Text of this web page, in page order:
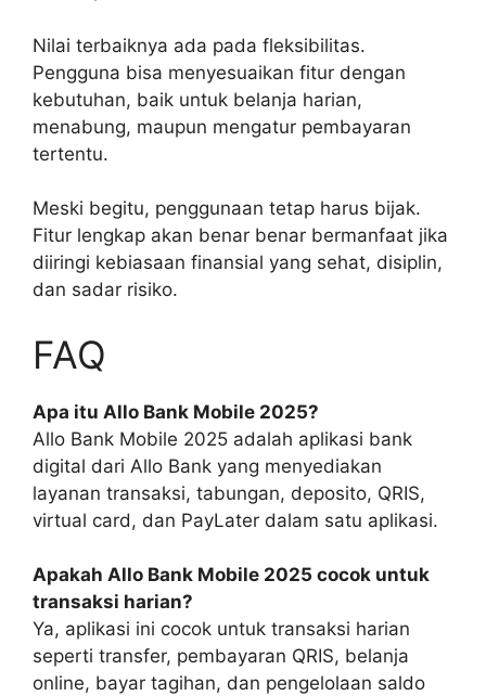
Nilai terbaiknya ada pada fleksibilitas.
Pengguna bisa menyesuaikan fitur dengan
kebutuhan, baik untuk belanja harian,
menabung, maupun mengatur pembayaran
tertentu.
Meski begitu, penggunaan tetap harus bijak.
Fitur lengkap akan benar benar bermanfaat jika
diiringi kebiasaan finansial yang sehat, disiplin,
dan sadar risiko.
FAQ
Apa itu Allo Bank Mobile 2025?
Allo Bank Mobile 2025 adalah aplikasi bank
digital dari Allo Bank yang menyediakan
layanan transaksi, tabungan, deposito, QRIS,
virtual card, dan PayLater dalam satu aplikasi.
Apakah Allo Bank Mobile 2025 cocok untuk
transaksi harian?
Ya, aplikasi ini cocok untuk transaksi harian
seperti transfer, pembayaran QRIS, belanja
online, bayar tagihan, dan pengelolaan saldo